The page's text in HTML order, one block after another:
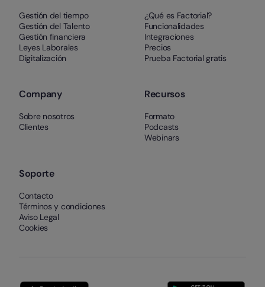
Gestión del tiempo
Gestión del Talento
Gestión financiera
Leyes Laborales
Digitalización
¿Qué es Factorial?
Funcionalidades
Integraciones
Precios
Prueba Factorial gratis
Company
Sobre nosotros
Clientes
Recursos
Formato
Podcasts
Webinars
Soporte
Contacto
Términos y condiciones
Aviso Legal
Cookies